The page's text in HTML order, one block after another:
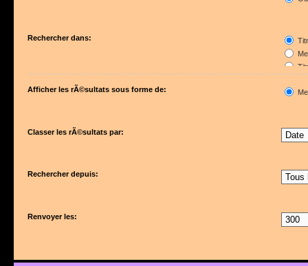
Rechercher dans:
Afficher les rÃ©sultats sous forme de:
Classer les rÃ©sultats par:
Rechercher depuis:
Renvoyer les: